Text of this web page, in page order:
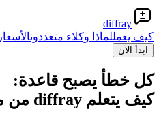
diffray
كيف يعمللماذا وكلاء متعددونالأسعار
ابدأ الآن
كل خطأ يصبح قاعدة:
كيف يتعلم diffray من ملاحظاتك